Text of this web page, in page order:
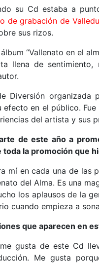
su Cd estaba a
de grabación de
sus rizos.
“Vallenato en el
llena de
Diversión organizada
efecto en el público.
del artista y sus
de este año a
la promoción que
mí en cada una de las
del Alma. Es una
los aplausos de la
cuando empieza a
que aparecen en
gusta de este Cd
Me gusta